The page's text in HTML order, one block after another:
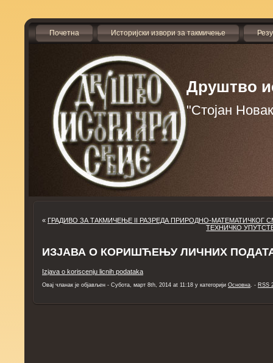
Почетна Историјски извори за такмичење
Друштво
"Стојан
« ГРАДИВО ЗА ТАКМИЧЕЊЕ II РАЗРЕДА ПРИРОДНО-МАТЕМАТИЧКОГ
ТЕХНИЧКО
ИЗЈАВА О КОРИШЋЕЊУ ЛИЧНИХ
Izjava o koriscenju licnih podataka
Овај чланак је објављен - Субота, март 8th, 2014 at 11:18 у категорији Основна . - RSS